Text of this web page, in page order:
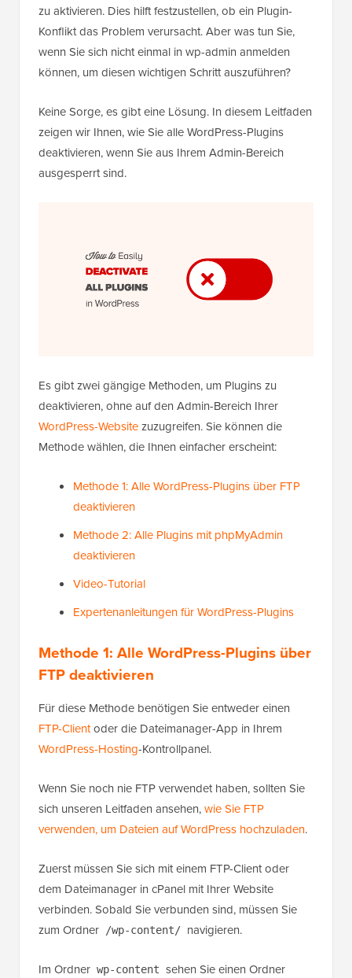
zu aktivieren. Dies hilft festzustellen, ob ein Plugin-
Konflikt das Problem verursacht. Aber was tun Sie,
wenn Sie sich nicht einmal in wp-admin anmelden
können, um diesen wichtigen Schritt auszuführen?
Keine Sorge, es gibt eine Lösung. In diesem Leitfaden
zeigen wir Ihnen, wie Sie alle WordPress-Plugins
deaktivieren, wenn Sie aus Ihrem Admin-Bereich
ausgesperrt sind.
Es gibt zwei gängige Methoden, um Plugins zu
deaktivieren, ohne auf den Admin-Bereich Ihrer
WordPress-Websitezuzugreifen. Sie können die
Methode wählen, die Ihnen einfacher erscheint:
Methode 1: Alle WordPress-Plugins über FTP
deaktivieren
Methode 2: Alle Plugins mit phpMyAdmin
deaktivieren
Video-Tutorial
Expertenanleitungen für WordPress-Plugins
Methode 1: Alle WordPress-Plugins über
FTP deaktivieren
Für diese Methode benötigen Sie entweder einen
FTP-Clientoder die Dateimanager-App in Ihrem
WordPress-Hosting-Kontrollpanel.
Wenn Sie noch nie FTP verwendet haben, sollten Sie
sich unseren Leitfaden ansehen,wie Sie FTP
verwenden, um Dateien auf WordPress hochzuladen.
Zuerst müssen Sie sich mit einem FTP-Client oder
dem Dateimanager in cPanel mit Ihrer Website
verbinden. Sobald Sie verbunden sind, müssen Sie
zum Ordner
/wp-content/ navigieren.
Im Ordner wp-content sehen Sie einen Ordner